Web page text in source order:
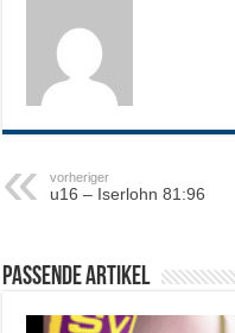
vorheriger
u16 – Iserlohn 81:96
Passende Artikel